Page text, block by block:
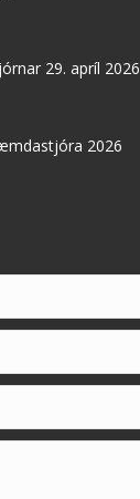
29. apríl 2026
2026